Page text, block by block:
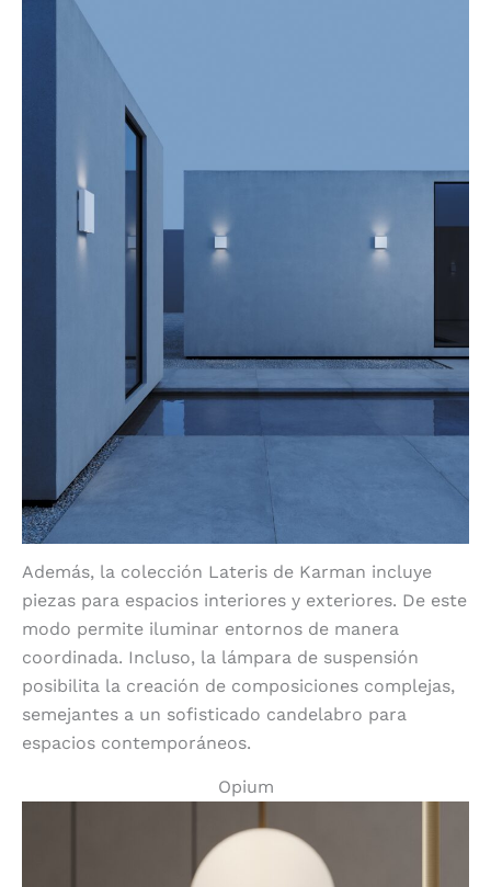
Además, la colección Lateris de Karman incluye
piezas para espacios interiores y exteriores. De este
modo permite iluminar entornos de manera
coordinada. Incluso, la lámpara de suspensión
posibilita la creación de composiciones complejas,
semejantes a un sofisticado candelabro para
espacios contemporáneos.
Opium